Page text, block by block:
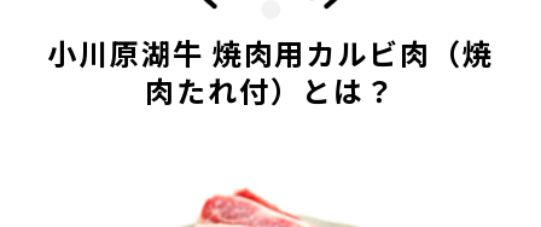
小川原湖牛 焼肉用カルビ肉（焼
肉たれ付）とは？